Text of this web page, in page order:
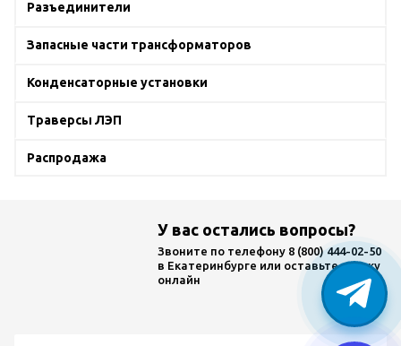
Разъединители
Запасные части трансформаторов
Конденсаторные установки
Траверсы ЛЭП
Распродажа
У вас остались вопросы?
Звоните по телефону 8 (800) 444-02-50
в Екатеринбурге или оставьте заявку
онлайн